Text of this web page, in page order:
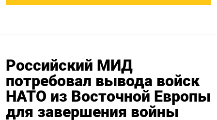
Российский МИД
потребовал вывода войск
НАТО из Восточной Европы
для завершения войны